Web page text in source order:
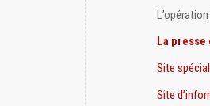
La
Site
Site